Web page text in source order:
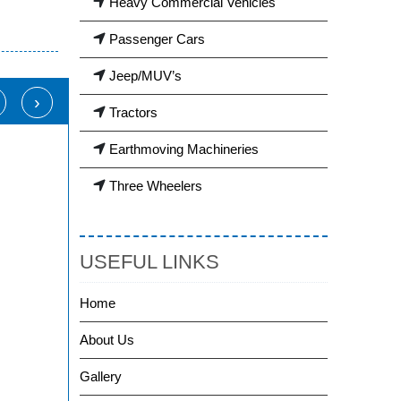
›
Passenger Cars
Jeep/MUV’s
Tractors
Earthmoving Machineries
Three Wheelers
USEFUL LINKS
Home
About Us
Gallery